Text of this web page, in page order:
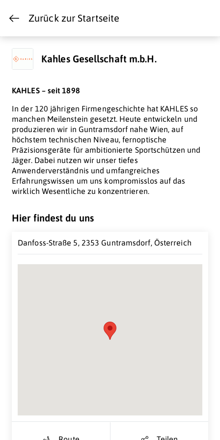
Zurück zur Startseite
Kahles Gesellschaft m.b.H.
KAHLES – seit 1898
In der 120 jährigen Firmengeschichte hat KAHLES so
manchen Meilenstein gesetzt. Heute entwickeln und
produzieren wir in Guntramsdorf nahe Wien, auf
höchstem technischen Niveau, fernoptische
Präzisionsgeräte für ambitionierte Sportschützen und
Jäger. Dabei nutzen wir unser tiefes
Anwenderverständnis und umfangreiches
Erfahrungswissen um uns kompromisslos auf das
wirklich Wesentliche zu konzentrieren.
Hier findest du uns
Danfoss-Straße 5, 2353 Guntramsdorf, Österreich